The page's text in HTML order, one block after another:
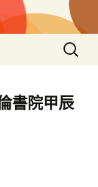
搜
尋
鍵
字:
書院甲辰